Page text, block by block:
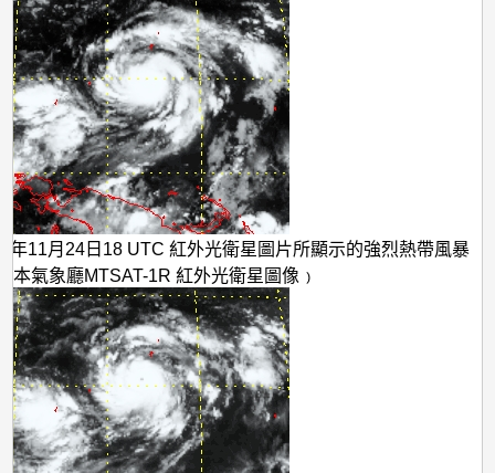
年11月24日18 UTC 紅外光衛星圖片所顯示的強烈熱帶風暴
本氣象廳MTSAT-1R 紅外光衛星圖像﹚